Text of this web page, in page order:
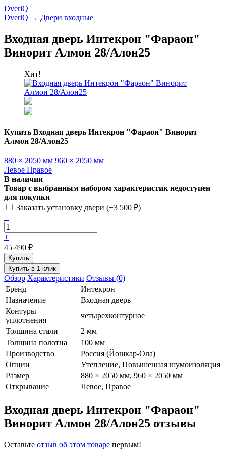
DveriQ
DveriQ → Двери входные
Входная дверь Интекрон "Фараон"
Винорит Алмон 28/Алон25
Хит!
Купить Входная дверь Интекрон "Фараон" Винорит
Алмон 28/Алон25
880 × 2050 мм 960 × 2050 мм
Левое Правое
В наличии
Товар с выбранным набором характеристик недоступен
для покупки
Заказать установку двери (+3 500 ₽)
−
+
45 490 ₽
Обзор Характеристики Отзывы (0)
Бренд
Интекрон
Назначение
Входная дверь
Контуры
уплотнения
четырехконтурное
Толщина стали
2 мм
Толщина полотна
100 мм
Производство
Россия (Йошкар-Ола)
Опции
Утепление, Повышенная шумоизоляция
Размер
880 × 2050 мм, 960 × 2050 мм
Открывание
Левое, Правое
Входная дверь Интекрон "Фараон"
Винорит Алмон 28/Алон25 отзывы
Оставьте отзыв об этом товаре первым!